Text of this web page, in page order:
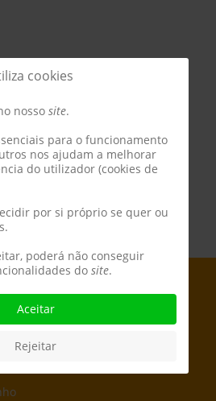
cookies
nosso site.
para o funcionamento
nos ajudam a melhorar
do utilizador (cookies de
por si próprio se quer ou
poderá não conseguir
do site.
Aceitar
Rejeitar